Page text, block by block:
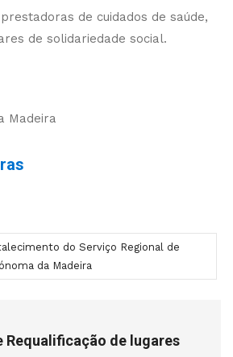
de cuidados de saúde,
de solidariedade social.
Madeira
do Serviço Regional de
da Madeira
Requalificação de lugares